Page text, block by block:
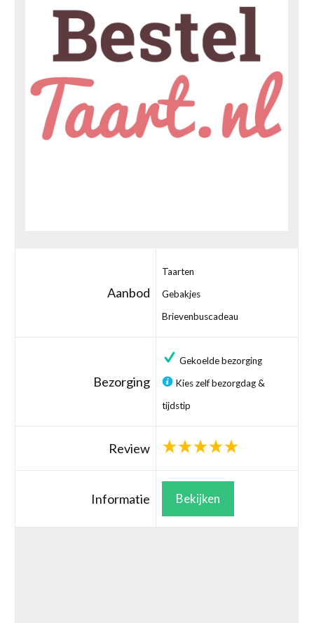
Aanbod
Taarten
Gebakjes
Brievenbuscadeau
Bezorging
Gekoelde bezorging
Kies zelf bezorgdag &
tijdstip
Review
Informatie Bekijken